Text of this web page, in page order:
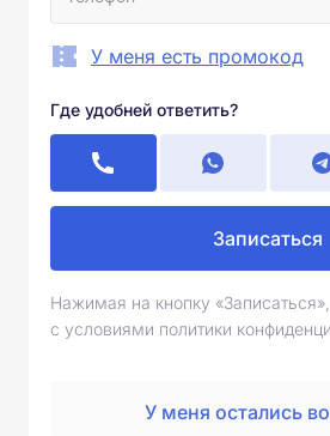
У меня есть промокод
Где удобней ответить?
Записаться
Нажимая на кнопку
с условиями политики
У меня остались